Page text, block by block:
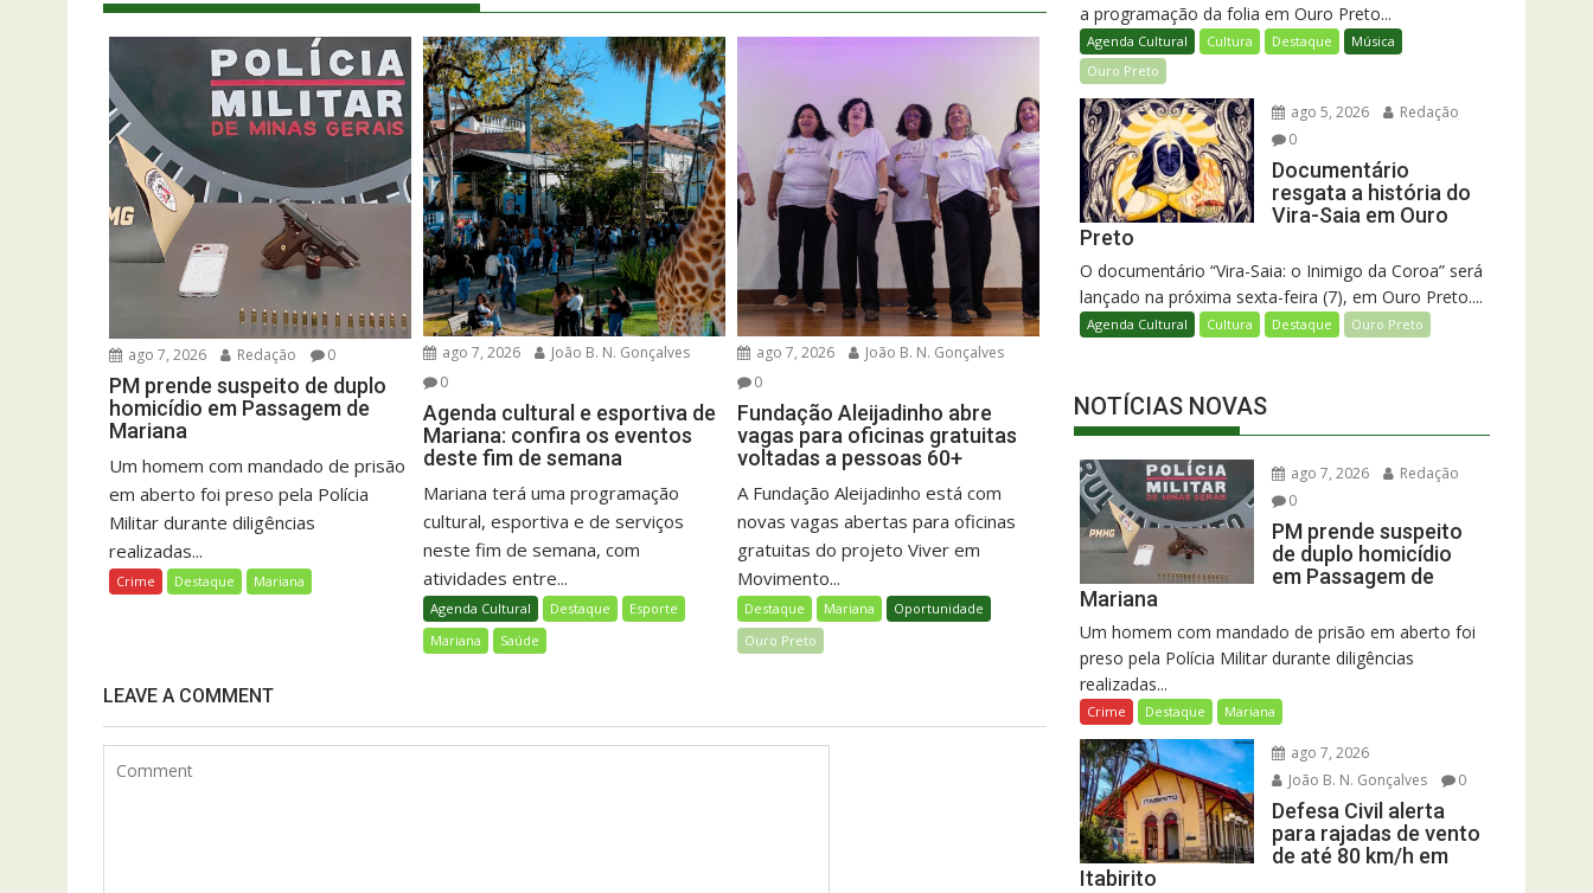
ago 7, 2026 Redação 0
PM prende suspeito de duplo
homicídio em Passagem de
Mariana
Um homem com mandado de prisão
em aberto foi preso pela Polícia
Militar durante diligências
realizadas...
Crime Destaque Mariana
ago 7, 2026
João B. N. Gonçalves
0
Agenda cultural e esportiva de
Mariana: confira os eventos
deste fim de semana
Mariana terá uma programação
cultural, esportiva e de serviços
neste fim de semana, com
atividades entre...
Agenda Cultural Destaque
Esporte
Mariana
Saúde
ago 7, 2026
João B. N. Gonçalves
0
Fundação Aleijadinho abre
vagas para oficinas gratuitas
voltadas a pessoas 60+
A Fundação Aleijadinho está com
novas vagas abertas para oficinas
gratuitas do projeto Viver em
Movimento...
Destaque Mariana
Oportunidade
Ouro Preto
LEAVE A COMMENT
a programação da folia em Ouro Preto...
Agenda Cultural Cultura Destaque
Música
Ouro Preto
ago 5, 2026
Redação
0
Documentário
resgata a história do
Vira-Saia em Ouro
Preto
O documentário “Vira-Saia: o Inimigo da Coroa” será
lançado na próxima sexta-feira (7), em Ouro Preto....
Agenda Cultural Cultura Destaque Ouro Preto
NOTÍCIAS NOVAS
ago 7, 2026
Redação
0
PM prende suspeito
de duplo homicídio
em Passagem de
Mariana
Um homem com mandado de prisão em aberto foi
preso pela Polícia Militar durante diligências
realizadas...
Crime Destaque Mariana
ago 7, 2026
João B. N. Gonçalves
0
Defesa Civil alerta
para rajadas de vento
de até 80 km/h em
Itabirito